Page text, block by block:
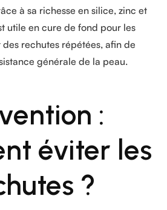
à sa richesse en silice, zinc et
utile en cure de fond pour les
rechutes répétées, afin de
générale de la peau.
:
éviter les
?